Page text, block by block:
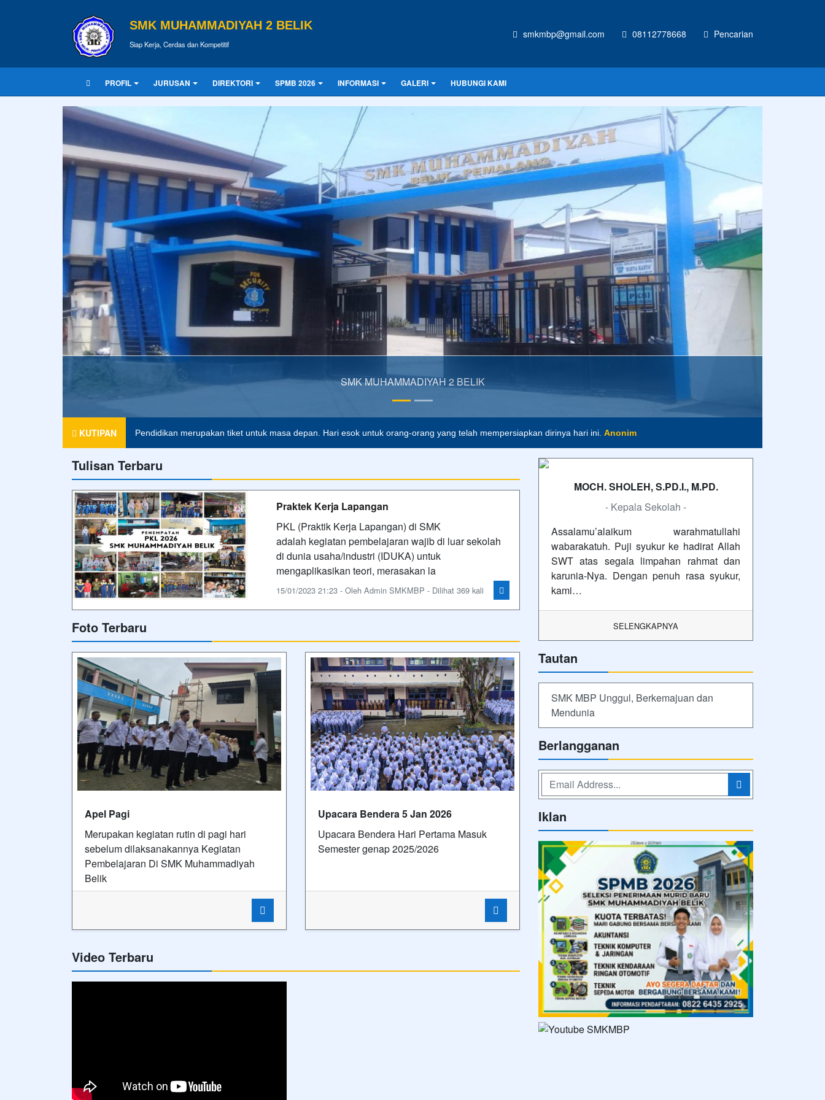
SMK MUHAMMADIYAH 2 BELIK
Siap Kerja, Cerdas dan Kompetitif
smkmbp@gmail.com 08112778668 Pencarian
PROFIL JURUSAN DIREKTORI SPMB 2026 INFORMASI GALERI HUBUNGI KAMI
SMK MUHAMMADIYAH 2 BELIK
KUTIPAN
Tulisan Terbaru
Praktek Kerja Lapangan
PKL (Praktik Kerja Lapangan) di SMK
adalah kegiatan pembelajaran wajib di luar sekolah
di dunia usaha/industri (IDUKA) untuk
mengaplikasikan teori, merasakan la
15/01/2023 21:23 - Oleh Admin SMKMBP - Dilihat 369 kali
Foto Terbaru
Apel Pagi
Merupakan kegiatan rutin di pagi hari
sebelum dilaksanakannya Kegiatan
Pembelajaran Di SMK Muhammadiyah
Belik
Upacara Bendera 5 Jan 2026
Upacara Bendera Hari Pertama Masuk
Semester genap 2025/2026
Video Terbaru
MOCH. SHOLEH, S.PD.I., M.PD.
- Kepala Sekolah -
Assalamu’alaikum warahmatullahi
wabarakatuh. Puji syukur ke hadirat Allah
SWT atas segala limpahan rahmat dan
karunia-Nya. Dengan penuh rasa syukur,
kami…
SELENGKAPNYA
Tautan
SMK MBP Unggul, Berkemajuan dan
Mendunia
Berlangganan
Iklan